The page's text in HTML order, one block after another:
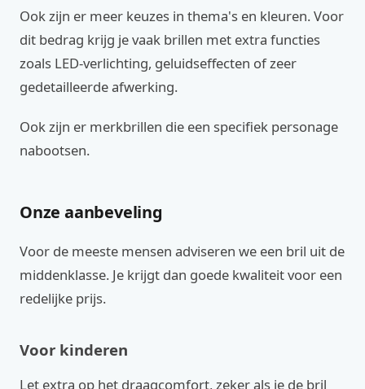
Ook zijn er meer keuzes in thema's en kleuren. Voor
dit bedrag krijg je vaak brillen met extra functies
zoals LED-verlichting, geluidseffecten of zeer
gedetailleerde afwerking.
Ook zijn er merkbrillen die een specifiek personage
nabootsen.
Onze aanbeveling
Voor de meeste mensen adviseren we een bril uit de
middenklasse. Je krijgt dan goede kwaliteit voor een
redelijke prijs.
Voor kinderen
Let extra op het draagcomfort, zeker als je de bril